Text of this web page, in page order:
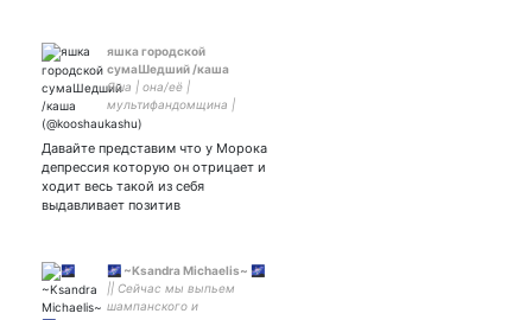
яшка городской
сумаШедший /каша
Яша | она/её |
мультифандомщина |
бомблю на жизнь, говорю
слишком тесно. ай.
Давайте представим что у Морока
депрессия которую он отрицает и
ходит весь такой из себя
выдавливает позитив
🌌 ~Ksandra Michaelis~ 🌌
|| Сейчас мы выпьем
шампанского и